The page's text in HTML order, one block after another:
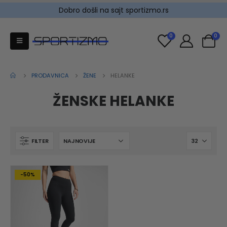
Dobro došli na sajt sportizmo.rs
0 0
PRODAVNICA ŽENE HELANKE
ŽENSKE HELANKE
FILTER
-50%